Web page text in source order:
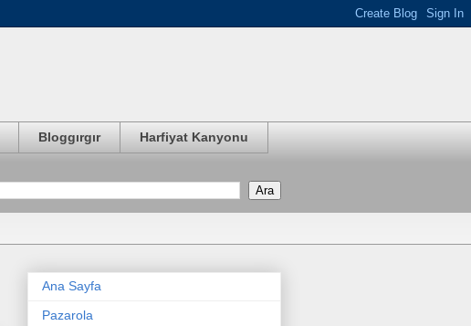
Bloggırgır Harfiyat Kanyonu
Ana Sayfa
Pazarola